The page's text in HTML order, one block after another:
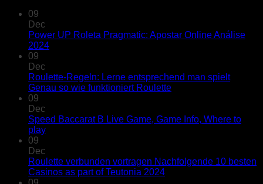
09
Dec
Power UP Roleta Pragmatic: Apostar Online Análise
2024
09
Dec
Roulette-Regeln: Lerne entsprechend man spielt
Genau so wie funktioniert Roulette
09
Dec
Speed Baccarat B Live Game, Game Info, Where to
play
09
Dec
Roulette verbunden vortragen Nachfolgende 10 besten
Casinos as part of Teutonia 2024